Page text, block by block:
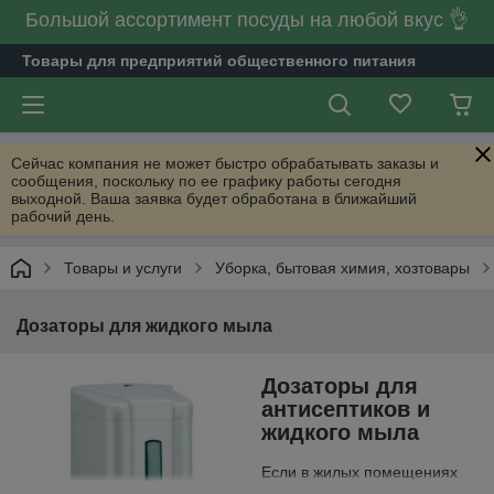
Большой ассортимент посуды на любой вкус 👌
Товары для предприятий общественного питания
Сейчас компания не может быстро обрабатывать заказы и
сообщения, поскольку по ее графику работы сегодня
выходной. Ваша заявка будет обработана в ближайший
рабочий день.
Товары и услуги Уборка, бытовая химия, хозтовары
Дозаторы для жидкого мыла
Дозаторы для
антисептиков и
жидкого мыла
Если в жилых помещениях